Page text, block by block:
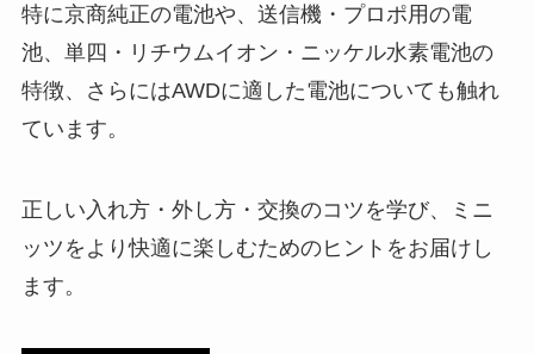
特に京商純正の電池や、送信機・プロポ用の電
池、単四・リチウムイオン・ニッケル水素電池の
特徴、さらにはAWDに適した電池についても触れ
ています。
正しい入れ方・外し方・交換のコツを学び、ミニ
ッツをより快適に楽しむためのヒントをお届けし
ます。